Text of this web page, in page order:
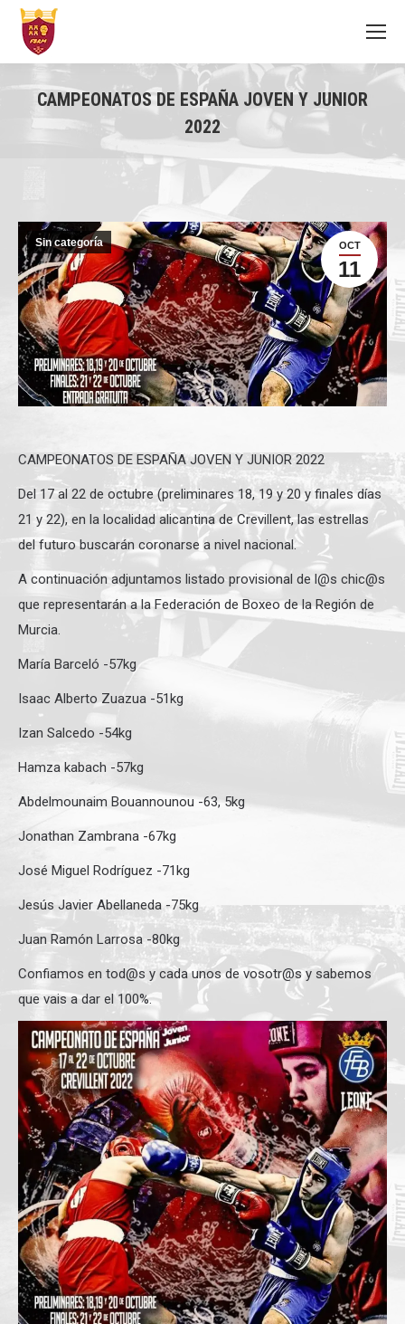
CAMPEONATOS DE ESPAÑA JOVEN Y JUNIOR
2022
You are here:
OCT
11
Sin categoría
CAMPEONATOS DE ESPAÑA JOVEN Y JUNIOR 2022
Del 17 al 22 de octubre (preliminares 18, 19 y 20 y finales días
21 y 22), en la localidad alicantina de Crevillent, las estrellas
del futuro buscarán coronarse a nivel nacional.
A continuación adjuntamos listado provisional de l@s chic@s
que representarán a la Federación de Boxeo de la Región de
Murcia.
María Barceló -57kg
Isaac Alberto Zuazua -51kg
Izan Salcedo -54kg
Hamza kabach -57kg
Abdelmounaim Bouannounou -63, 5kg
Jonathan Zambrana -67kg
José Miguel Rodríguez -71kg
Jesús Javier Abellaneda -75kg
Juan Ramón Larrosa -80kg
Confiamos en tod@s y cada unos de vosotr@s y sabemos
que vais a dar el 100%.